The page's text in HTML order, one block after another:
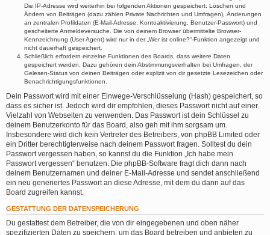
Die IP-Adresse wird weiterhin bei folgenden Aktionen gespeichert: Löschen und
Ändern von Beiträgen (dazu zählen Private Nachrichten und Umfragen), Änderungen
an zentralen Profildaten (E-Mail-Adresse, Kontoaktivierung, Benutzer-Passwort) und
gescheiterte Anmeldeversuche. Die von deinem Browser übermittelte Browser-
Kennzeichnung (User Agent) wird nur in der „Wer ist online?“-Funktion angezeigt und
nicht dauerhaft gespeichert.
Schließlich erfordern einzelne Funktionen des Boards, dass weitere Daten
gespeichert werden. Dazu gehören dein Abstimmungsverhalten bei Umfragen, der
Gelesen-Status von deinen Beiträgen oder explizit von dir gesetzte Lesezeichen oder
Benachrichtigungsfunktionen.
Dein Passwort wird mit einer Einwege-Verschlüsselung (Hash) gespeichert, so
dass es sicher ist. Jedoch wird dir empfohlen, dieses Passwort nicht auf einer
Vielzahl von Webseiten zu verwenden. Das Passwort ist dein Schlüssel zu
deinem Benutzerkonto für das Board, also geh mit ihm sorgsam um.
Insbesondere wird dich kein Vertreter des Betreibers, von phpBB Limited oder
ein Dritter berechtigterweise nach deinem Passwort fragen. Solltest du dein
Passwort vergessen haben, so kannst du die Funktion „Ich habe mein
Passwort vergessen“ benutzen. Die phpBB-Software fragt dich dann nach
deinem Benutzernamen und deiner E-Mail-Adresse und sendet anschließend
ein neu generiertes Passwort an diese Adresse, mit dem du dann auf das
Board zugreifen kannst.
GESTATTUNG DER DATENSPEICHERUNG
Du gestattest dem Betreiber, die von dir eingegebenen und oben näher
spezifizierten Daten zu speichern, um das Board betreiben und anbieten zu